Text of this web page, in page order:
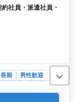
理5年以上の経験
技士(1級・2級)
社員・派遣社員・
長期
男性歓迎
施工管理